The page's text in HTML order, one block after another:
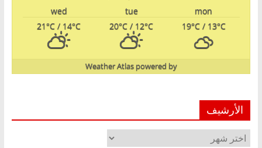
mon
tue
wed
19°C/ 13°C
20°C / 12°C
21°C / 14°C
powered by
Weather Atlas
الأرشيف
الأرشيف